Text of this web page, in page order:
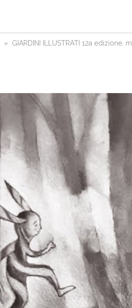
GIARDINI ILLUSTRATI 12a edizione,